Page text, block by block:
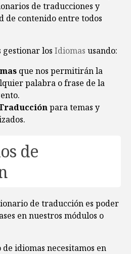
de traducciones y
de contenido entre todos
gestionar los Idiomas usando:
que nos permitirán la
palabra o frase de la
para temas y
de
de traducción es poder
en nuestros módulos o
idiomas necesitamos en